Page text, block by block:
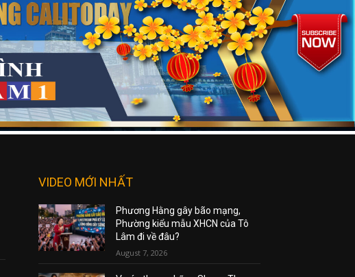
VIDEO MỚI NHẤT
Phương Hằng gây bão mạng,
Phường kiểu mẫu XHCN của Tô
Lâm đi về đâu?
August 7, 2026